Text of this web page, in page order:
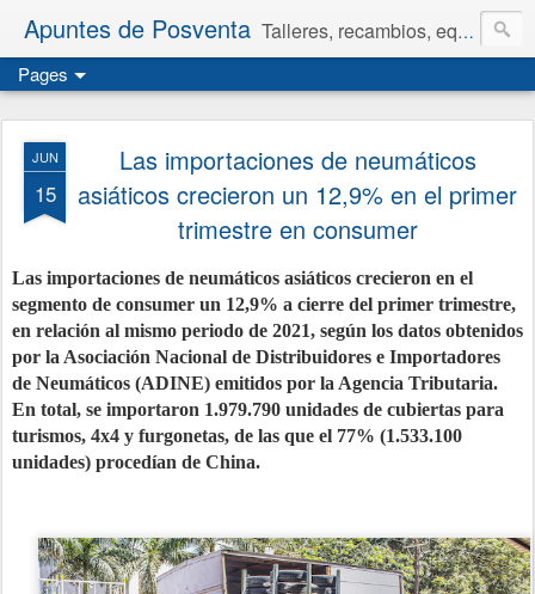
Apuntes de Posventa Talleres, recambios, equipamiento y neumáticos.
Pages
JUN
15
Las importaciones de neumáticos
asiáticos crecieron un 12,9% en el primer
trimestre en consumer
Las importaciones de neumáticos asiáticos crecieron en el
segmento de consumer un 12,9% a cierre del primer trimestre,
en relación al mismo periodo de 2021, según los datos obtenidos
por la Asociación Nacional de Distribuidores e Importadores
de Neumáticos (ADINE) emitidos por la Agencia Tributaria.
En total, se importaron 1.979.790 unidades de cubiertas para
turismos, 4x4 y furgonetas, de las que el 77% (1.533.100
unidades) procedían de China.